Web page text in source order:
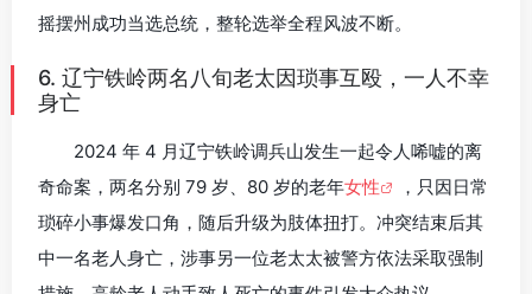
摇摆州成功当选总统，整轮选举全程风波不断。
6. 辽宁铁岭两名八旬老太因琐事互殴，一人不幸
身亡
2024 年 4 月辽宁铁岭调兵山发生一起令人唏嘘的离
奇命案，两名分别 79 岁、80 岁的老年女性
，只因日常
琐碎小事爆发口角，随后升级为肢体扭打。冲突结束后其
中一名老人身亡，涉事另一位老太太被警方依法采取强制